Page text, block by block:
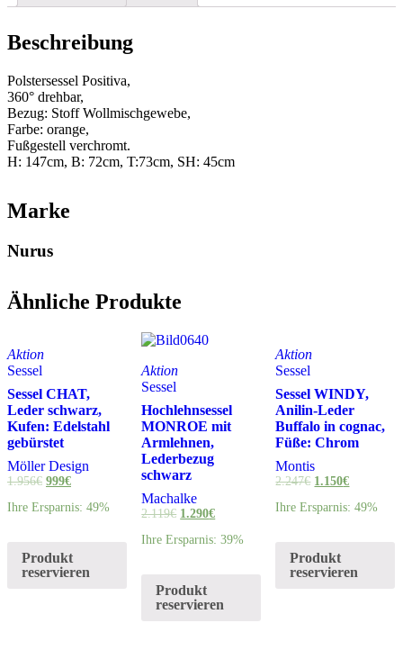
Beschreibung
Polstersessel Positiva,
360° drehbar,
Bezug: Stoff Wollmischgewebe,
Farbe: orange,
Fußgestell verchromt.
H: 147cm, B: 72cm, T:73cm, SH: 45cm
Marke
Nurus
Ähnliche Produkte
Aktion
Sessel
Sessel CHAT,
Leder schwarz,
Kufen: Edelstahl
gebürstet
Möller Design
1.956€ 999€
Ihre Ersparnis: 49%
Produkt
reservieren
Aktion
Sessel
Hochlehnsessel
MONROE mit
Armlehnen,
Lederbezug
schwarz
Machalke
2.119€ 1.290€
Ihre Ersparnis: 39%
Produkt
reservieren
Aktion
Sessel
Sessel WINDY,
Anilin-Leder
Buffalo in cognac,
Füße: Chrom
Montis
2.247€ 1.150€
Ihre Ersparnis: 49%
Produkt
reservieren